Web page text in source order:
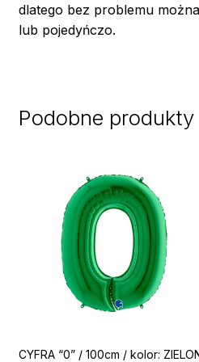
dlatego bez problemu
lub pojedyńczo.
Podobne produkty
CYFRA “0” / 100cm / kolor: